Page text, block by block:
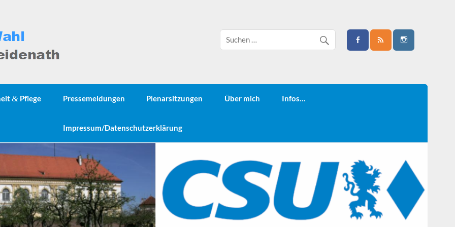
& Pflege Pressemeldungen Plenarsitzungen Über mich Infos…
Impressum/Datenschutzerklärung